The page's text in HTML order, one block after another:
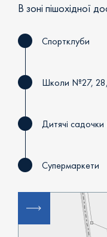
В зоні пішохідної
Спортклуби
Школи №27,
Дитячі
Супермаркети